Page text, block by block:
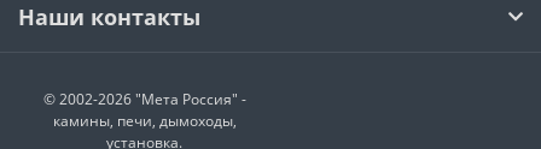
Наши контакты
© 2002-2026 "Мета Россия" -
камины, печи, дымоходы,
установка.